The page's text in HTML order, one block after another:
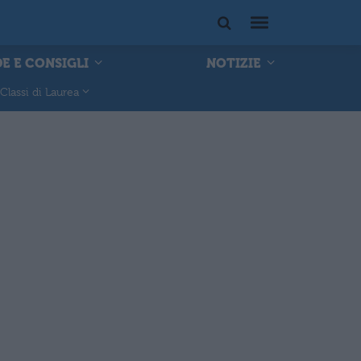
E CONSIGLI NOTIZIE
Classi di Laurea